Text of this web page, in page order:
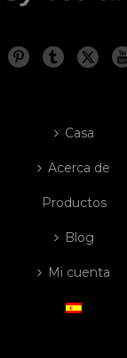
Casa
Acerca de
Productos
Blog
Mi cuenta